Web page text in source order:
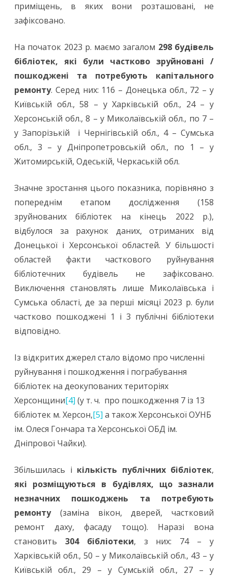
приміщень, в яких вони розташовані, не
зафіксовано.
На початок 2023 р. маємо загалом 298 будівель
бібліотек, які були частково зруйновані /
пошкоджені та потребують капітального
ремонту. Серед них: 116 – Донецька обл., 72 – у
Київській обл., 58 – у Харківській обл., 24 – у
Херсонській обл., 8 – у Миколаївській обл., по 7 –
у Запорізькій і Чернігівській обл., 4 – Сумська
обл., 3 – у Дніпропетровській обл., по 1 – у
Житомирській, Одеській, Черкаській обл.
Значне зростання цього показника, порівняно з
попереднім етапом дослідження (158
зруйнованих бібліотек на кінець 2022 р.),
відбулося за рахунок даних, отриманих від
Донецької і Херсонської областей. У більшості
областей факти часткового руйнування
бібліотечних будівель не зафіксовано.
Виключення становлять лише Миколаївська і
Сумська області, де за перші місяці 2023 р. були
частково пошкоджені 1 і 3 публічні бібліотеки
відповідно.
Із відкритих джерел стало відомо про численні
руйнування і пошкодження і пограбування
бібліотек на деокупованих територіях
Херсонщини[4] (у т. ч. про пошкодження 7 із 13
бібліотек м. Херсон,[5] а також Херсонської ОУНБ
ім. Олеся Гончара та Херсонської ОБД ім.
Дніпрової Чайки).
Збільшилась і кількість публічних бібліотек,
які розміщуються в будівлях, що зазнали
незначних пошкоджень та потребують
ремонту(заміна вікон, дверей, частковий
ремонт даху, фасаду тощо). Наразі вона
становить 304 бібліотеки, з них: 74 – у
Харківській обл., 50 – у Миколаївській обл., 43 – у
Київській обл., 29 – у Сумській обл., 27 – у